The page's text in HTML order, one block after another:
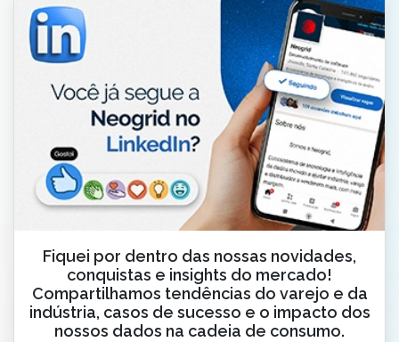
Fiquei por dentro das nossas novidades,
conquistas e insights do mercado!
Compartilhamos tendências do varejo e da
indústria, casos de sucesso e o impacto dos
nossos dados na cadeia de consumo.